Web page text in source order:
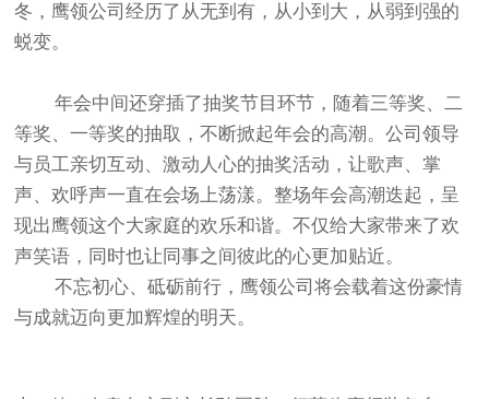
冬，鹰领公司经历了从无到有，从小到大，从弱到强的
蜕变。
年会中间还穿插了抽奖节目环节，随着三等奖、二
等奖、一等奖的抽取，不断掀起年会的高潮。公司领导
与员工亲切互动、激动人心的抽奖活动，让歌声、掌
声、欢呼声一直在会场上荡漾。整场年会高潮迭起，呈
现出鹰领这个大家庭的欢乐和谐。不仅给大家带来了欢
声笑语，同时也让同事之间彼此的心更加贴近。
不忘初心、砥砺前行，鹰领公司将会载着这份豪情
与成就迈向更加辉煌的明天。